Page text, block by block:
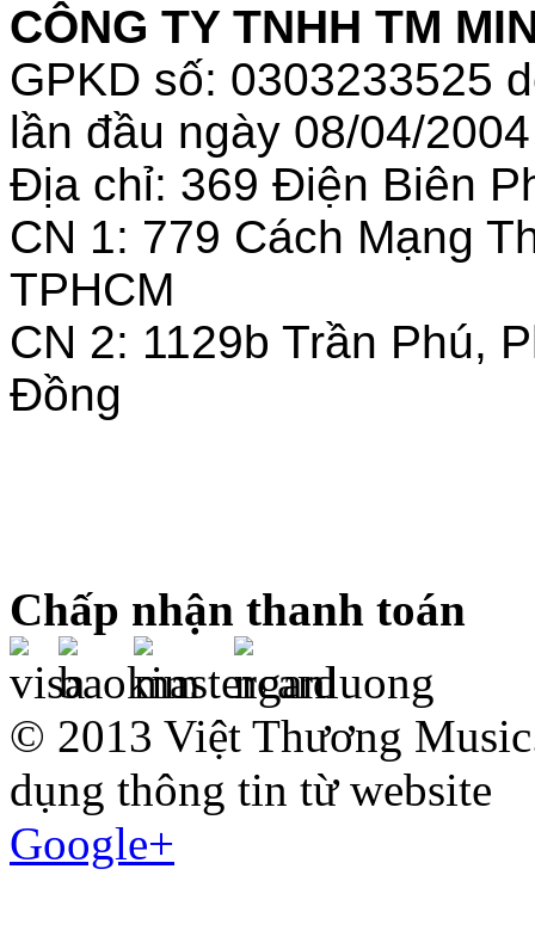
CÔNG TY TNHH TM
GPKD số: 0303233525
lần đầu ngày 08/04/2004
Địa chỉ: 369 Điện Biên
CN 1: 779 Cách Mạng
TPHCM
CN 2: 1129b Trần Phú,
Đồng
Chấp nhận thanh toán
© 2013 Việt Thương
dụng thông tin từ website
Google+